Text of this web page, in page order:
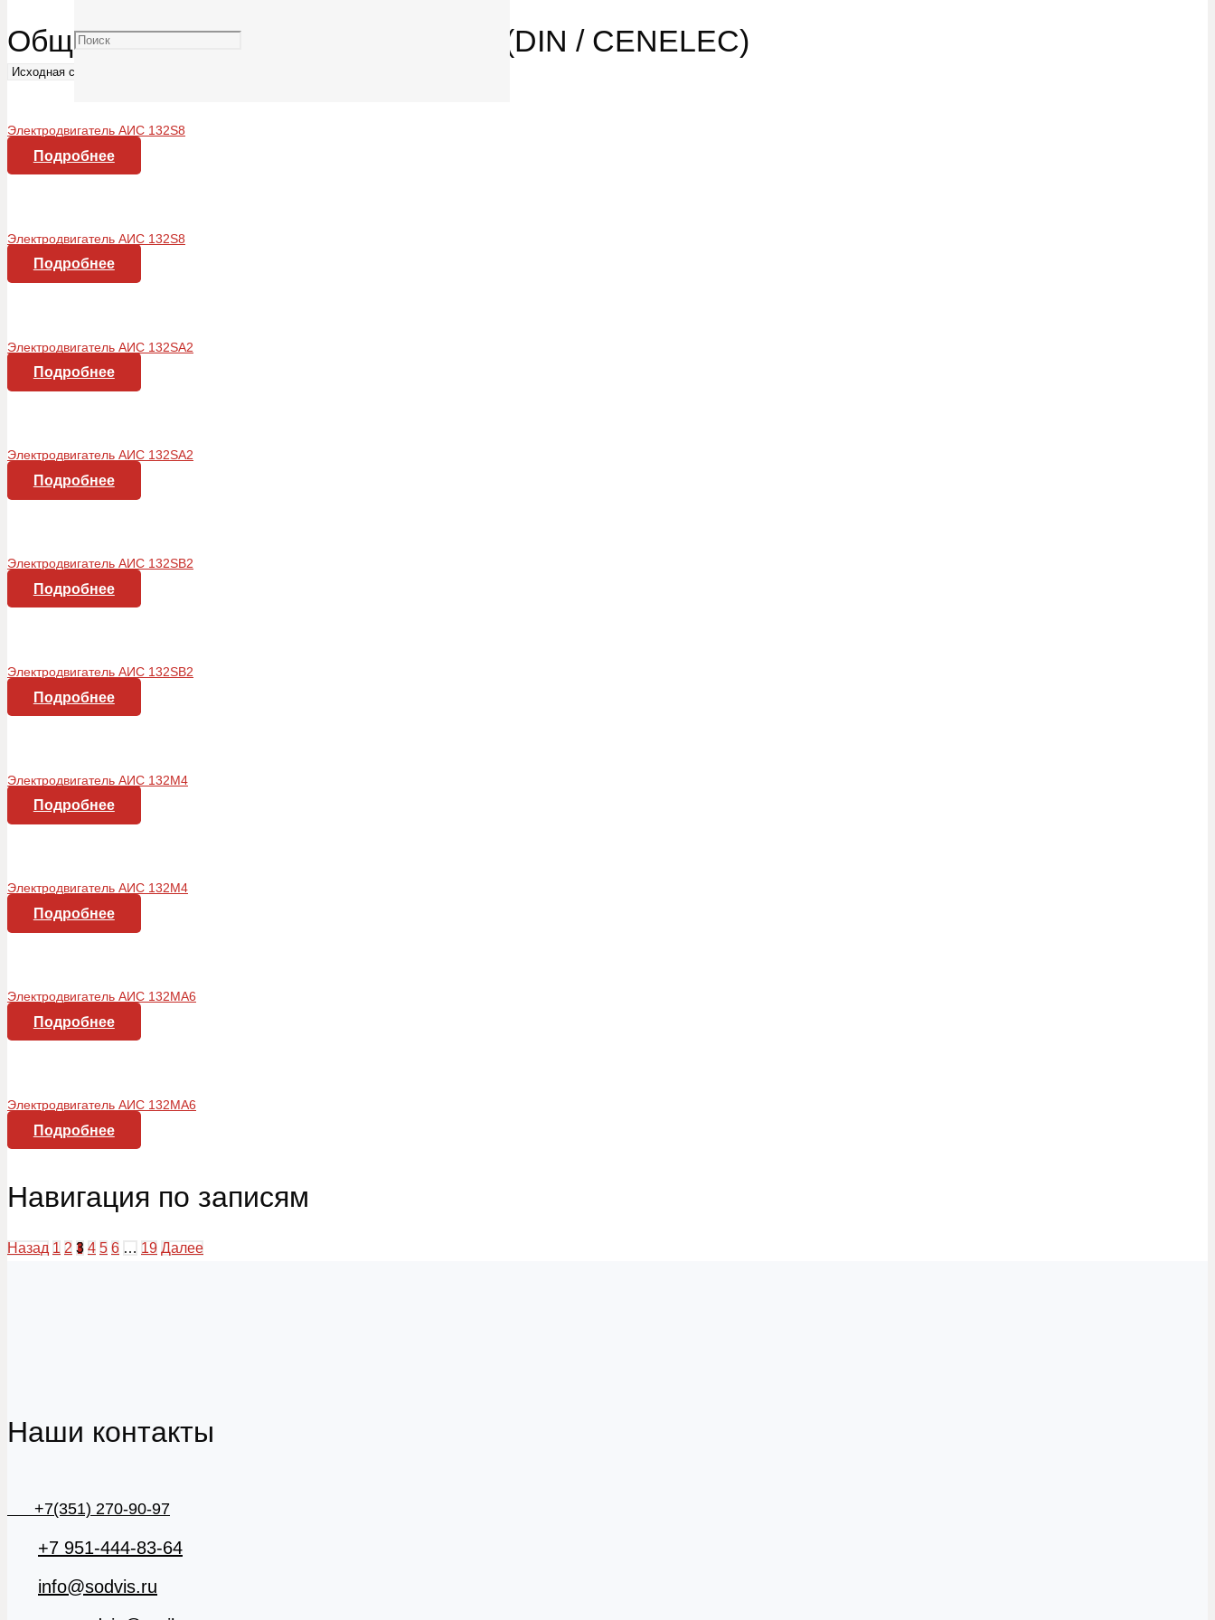
Общепромышленного назначения (DIN / CENELEC)
Электродвигатель АИС 132S8
Подробнее
Электродвигатель АИС 132S8
Подробнее
Электродвигатель АИС 132SA2
Подробнее
Электродвигатель АИС 132SA2
Подробнее
Электродвигатель АИС 132SB2
Подробнее
Электродвигатель АИС 132SB2
Подробнее
Электродвигатель АИС 132М4
Подробнее
Электродвигатель АИС 132М4
Подробнее
Электродвигатель АИС 132МA6
Подробнее
Электродвигатель АИС 132МA6
Подробнее
Навигация по записям
Назад 1 2 3 4 5 6 … 19 Далее
Наши контакты
+7(351) 270-90-97
+7 951-444-83-64
info@sodvis.ru